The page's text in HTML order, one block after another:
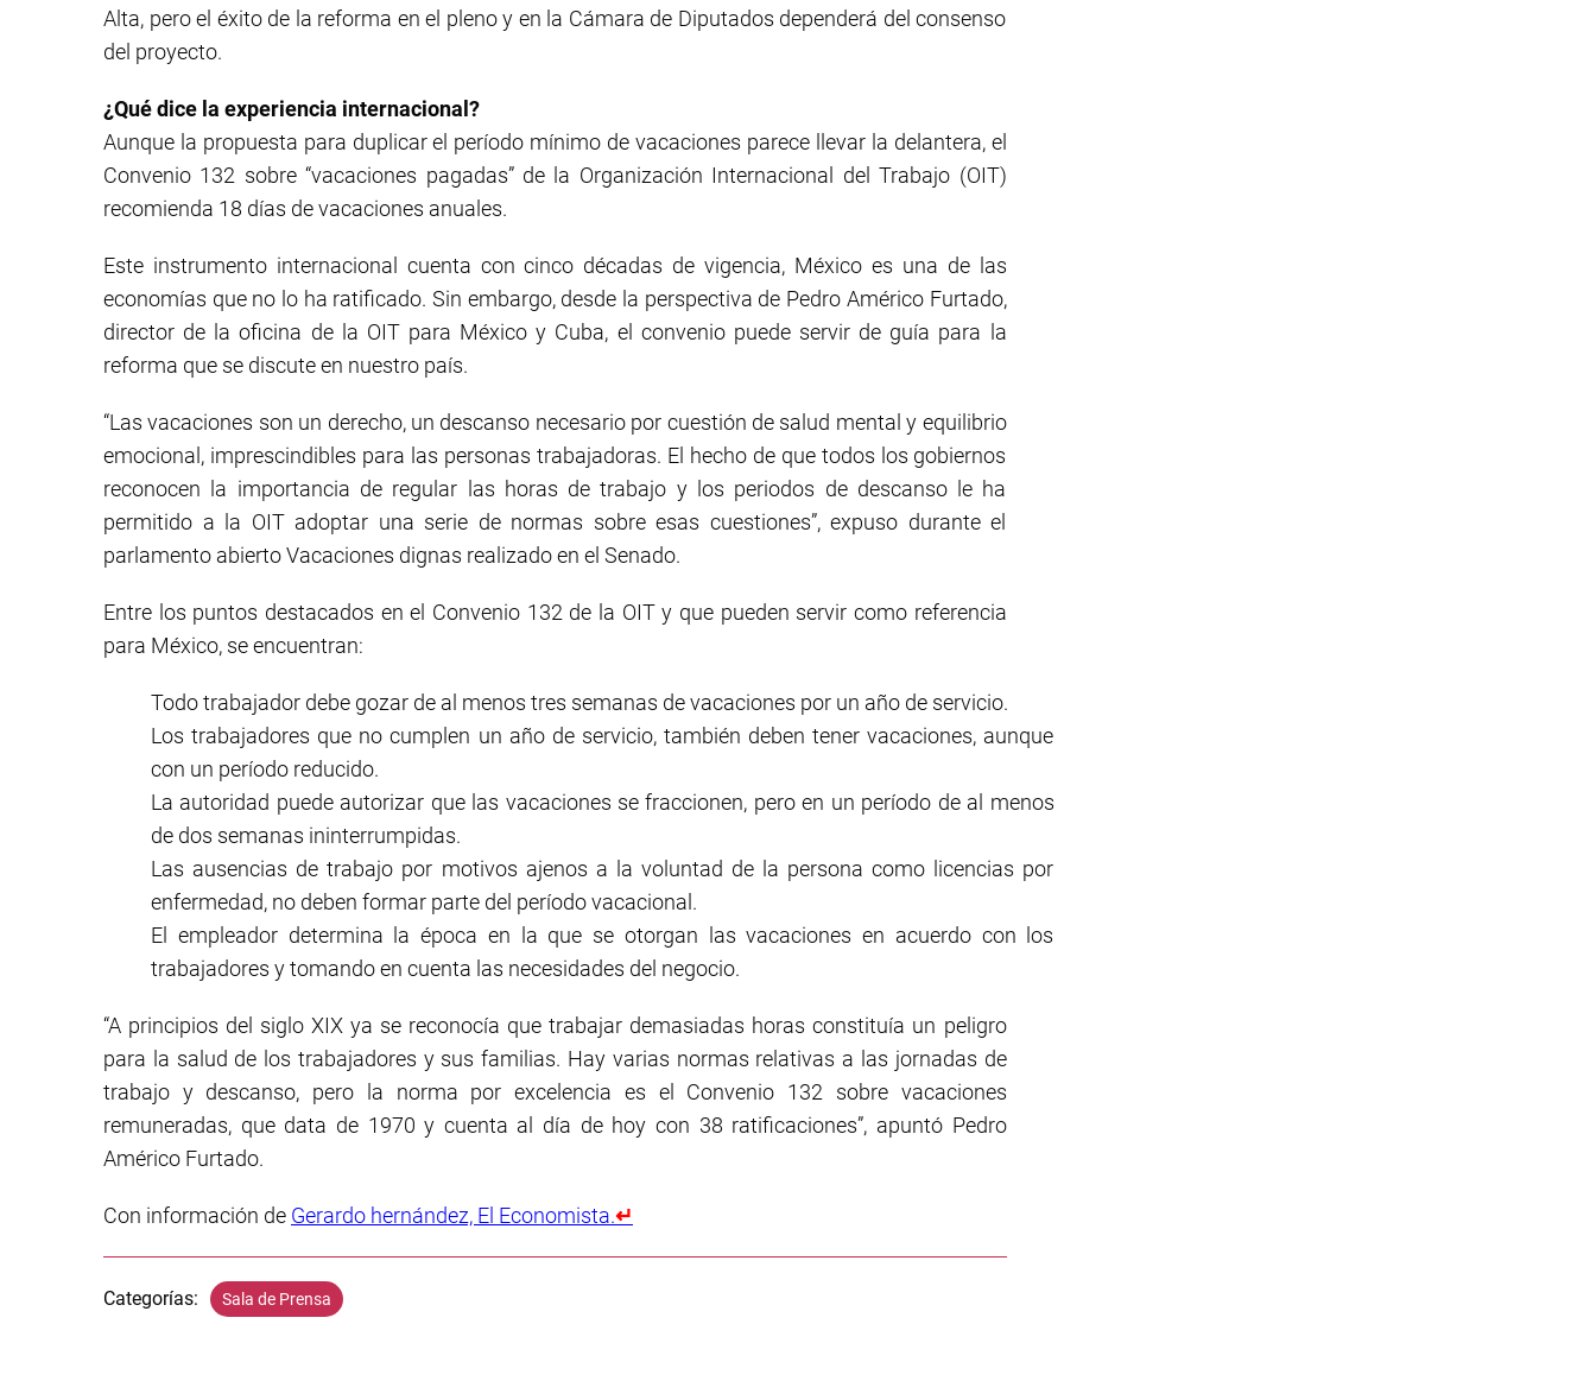
Alta, pero el éxito de la reforma en el pleno y en la Cámara de Diputados dependerá del consenso
del proyecto.
¿Qué dice la experiencia internacional?
Aunque la propuesta para duplicar el período mínimo de vacaciones parece llevar la delantera, el
Convenio 132 sobre “vacaciones pagadas” de la Organización Internacional del Trabajo (OIT)
recomienda 18 días de vacaciones anuales.
Este instrumento internacional cuenta con cinco décadas de vigencia, México es una de las
economías que no lo ha ratificado. Sin embargo, desde la perspectiva de Pedro Américo Furtado,
director de la oficina de la OIT para México y Cuba, el convenio puede servir de guía para la
reforma que se discute en nuestro país.
“Las vacaciones son un derecho, un descanso necesario por cuestión de salud mental y equilibrio
emocional, imprescindibles para las personas trabajadoras. El hecho de que todos los gobiernos
reconocen la importancia de regular las horas de trabajo y los periodos de descanso le ha
permitido a la OIT adoptar una serie de normas sobre esas cuestiones”, expuso durante el
parlamento abierto Vacaciones dignas realizado en el Senado.
Entre los puntos destacados en el Convenio 132 de la OIT y que pueden servir como referencia
para México, se encuentran:
Todo trabajador debe gozar de al menos tres semanas de vacaciones por un año de servicio.
Los trabajadores que no cumplen un año de servicio, también deben tener vacaciones, aunque
con un período reducido.
La autoridad puede autorizar que las vacaciones se fraccionen, pero en un período de al menos
de dos semanas ininterrumpidas.
Las ausencias de trabajo por motivos ajenos a la voluntad de la persona como licencias por
enfermedad, no deben formar parte del período vacacional.
El empleador determina la época en la que se otorgan las vacaciones en acuerdo con los
trabajadores y tomando en cuenta las necesidades del negocio.
“A principios del siglo XIX ya se reconocía que trabajar demasiadas horas constituía un peligro
para la salud de los trabajadores y sus familias. Hay varias normas relativas a las jornadas de
trabajo y descanso, pero la norma por excelencia es el Convenio 132 sobre vacaciones
remuneradas, que data de 1970 y cuenta al día de hoy con 38 ratificaciones”, apuntó Pedro
Américo Furtado.
Con información de Gerardo hernández, El Economista.↵
Categorías: Sala de Prensa